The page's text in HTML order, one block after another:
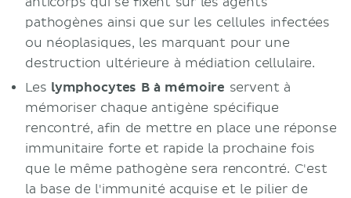
pathogènes ainsi que sur les cellules infectées
ou néoplasiques, les marquant pour une
destruction ultérieure à médiation cellulaire.
Les lymphocytes B à mémoire servent à
mémoriser chaque antigène spécifique
rencontré, afin de mettre en place une réponse
immunitaire forte et rapide la prochaine fois
que le même pathogène sera rencontré. C'est
la base de l'immunité acquise et le pilier de